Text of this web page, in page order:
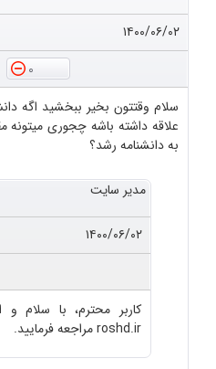
۱۴۰۰/۰۶/۰۲
0
سلام وقتتون بخیر ببخشید اگه
علاقه داشته باشه چجوری میتونه
به دانشنامه رشد؟
مدیر سایت
۱۴۰۰/۰۶/۰۲
کاربر محترم، با سلام و
roshd.ir مراجعه فرمایید.